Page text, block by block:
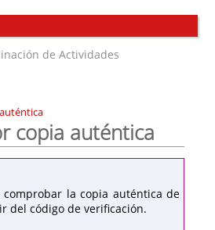
de Actividades
copia auténtica
comprobar la copia auténtica de
del código de verificación.